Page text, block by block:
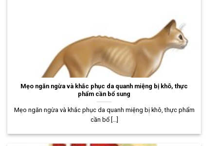
Mẹo ngăn ngừa và khắc phục da quanh miệng bị khô, thực
phẩm cần bổ sung
Mẹo ngăn ngừa và khắc phục da quanh miệng bị khô, thực phẩm
cần bổ [...]